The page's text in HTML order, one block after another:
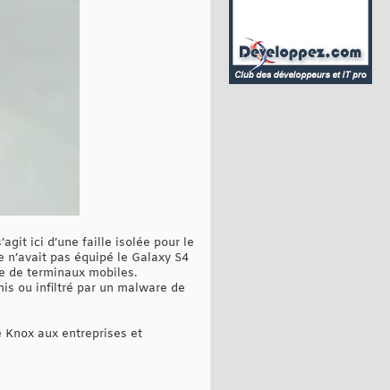
ici d’une faille isolée pour le
pas équipé le Galaxy S4
de terminaux mobiles.
ou infiltré par un malware de
aux entreprises et